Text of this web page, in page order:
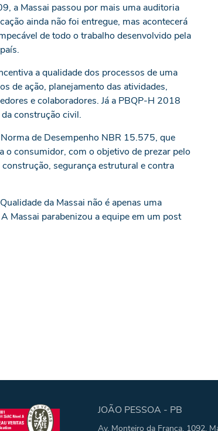
a Massai passou por mais uma auditoria
ainda não foi entregue, mas acontecerá
de todo o trabalho desenvolvido pela
a qualidade dos processos de uma
de ação, planejamento das atividades,
e colaboradores. Já a PBQP-H 2018
construção civil.
de Desempenho NBR 15.575, que
o consumidor, com o objetivo de prezar pelo
segurança estrutural e contra
da Massai não é apenas uma
Massai parabenizou a equipe em um post
JOÃO PESSOA - PB
Av. Monteiro da Franca, 1092,